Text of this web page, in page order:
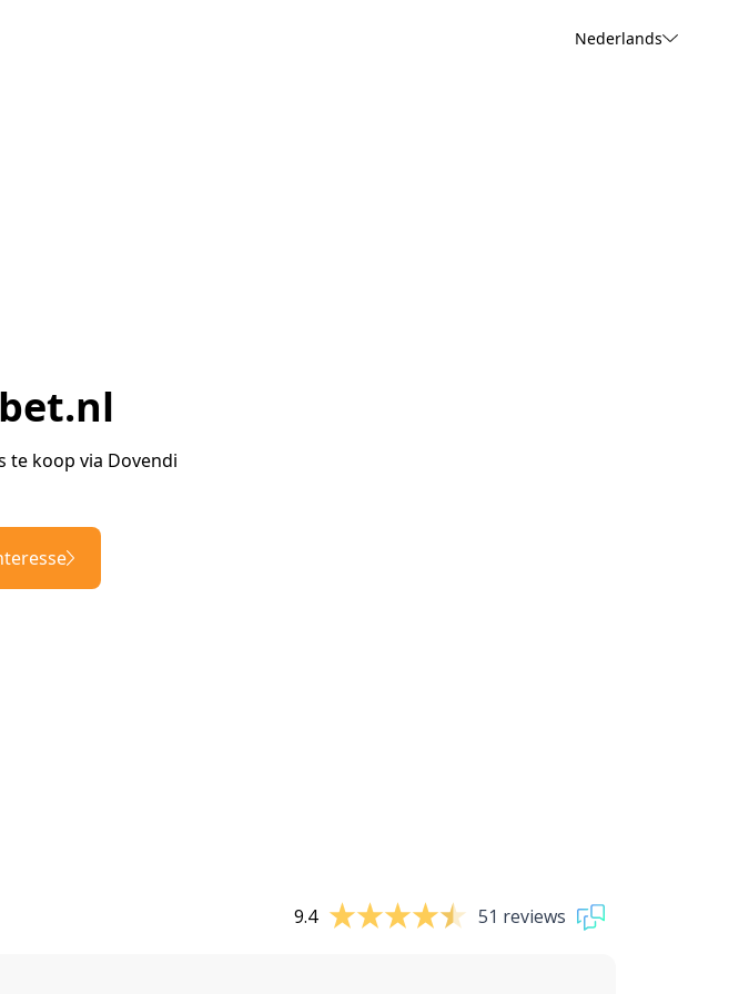
Nederlands
te koop via Dovendi
9.4 51 reviews